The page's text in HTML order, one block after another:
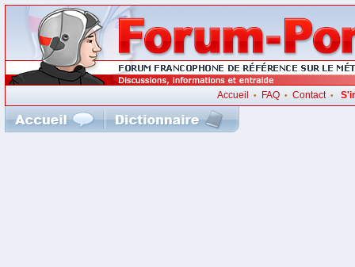
Accueil • FAQ• Contact•